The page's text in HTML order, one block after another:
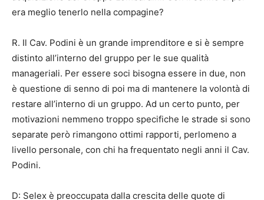
era meglio tenerlo nella compagine?
R. Il Cav. Podini è un grande imprenditore e si è sempre
distinto all’interno del gruppo per le sue qualità
manageriali. Per essere soci bisogna essere in due, non
è questione di senno di poi ma di mantenere la volontà di
restare all’interno di un gruppo. Ad un certo punto, per
motivazioni nemmeno troppo specifiche le strade si sono
separate però rimangono ottimi rapporti, perlomeno a
livello personale, con chi ha frequentato negli anni il Cav.
Podini.
D: Selex è preoccupata dalla crescita delle quote di